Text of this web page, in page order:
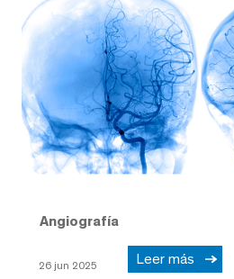
Angiografía
26 jun 2025 Leer más